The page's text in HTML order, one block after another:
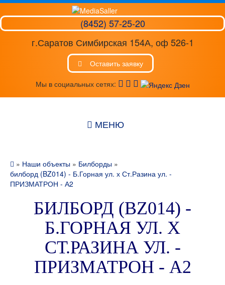
(8452) 57-25-20
г.Саратов Симбирская 154А, оф 526-1
Оставить заявку
Мы в социальных сетях:
МЕНЮ
» Наши объекты » Билборды »
билборд (BZ014) - Б.Горная ул. х Ст.Разина ул. -
ПРИЗМАТРОН - А2
БИЛБОРД (BZ014) -
Б.ГОРНАЯ УЛ. Х
СТ.РАЗИНА УЛ. -
ПРИЗМАТРОН - А2